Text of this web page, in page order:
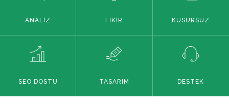
ANALİZ FİKİR KUSURSUZ
SEO DOSTU TASARIM DESTEK